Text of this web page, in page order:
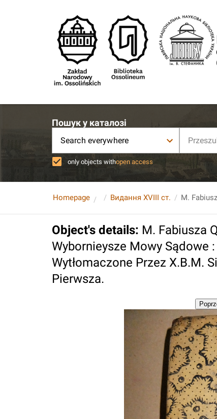
Пошук у каталозі
Search everywhere
only objects withopen access
Homepage Видання XVIII ст.
Object's details: M. Fabiusza
Wybornieysze Mowy Sądowe
Wytłomaczone Przez X.B.M.
Pierwsza.